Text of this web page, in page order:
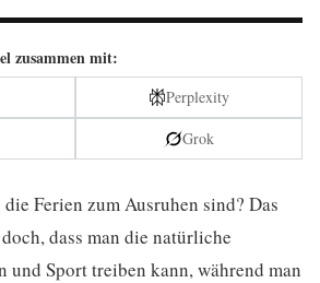
zusammen mit:
Perplexity
Grok
die Ferien zum Ausruhen sind? Das
dass man die natürliche
und Sport treiben kann, während man